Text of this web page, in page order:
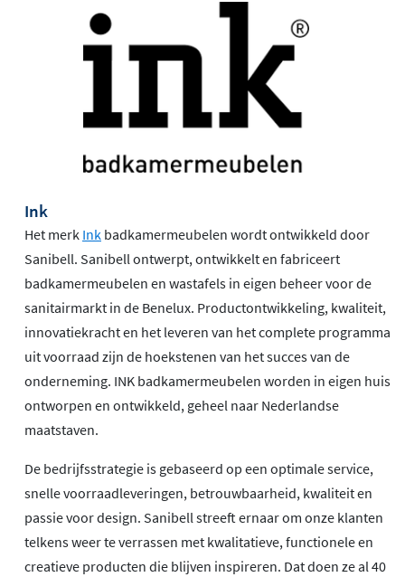
Ink
Het merk Ink badkamermeubelen wordt ontwikkeld door
Sanibell. Sanibell ontwerpt, ontwikkelt en fabriceert
badkamermeubelen en wastafels in eigen beheer voor de
sanitairmarkt in de Benelux. Productontwikkeling, kwaliteit,
innovatiekracht en het leveren van het complete programma
uit voorraad zijn de hoekstenen van het succes van de
onderneming. INK badkamermeubelen worden in eigen huis
ontworpen en ontwikkeld, geheel naar Nederlandse
maatstaven.
De bedrijfsstrategie is gebaseerd op een optimale service,
snelle voorraadleveringen, betrouwbaarheid, kwaliteit en
passie voor design. Sanibell streeft ernaar om onze klanten
telkens weer te verrassen met kwalitatieve, functionele en
creatieve producten die blijven inspireren. Dat doen ze al 40